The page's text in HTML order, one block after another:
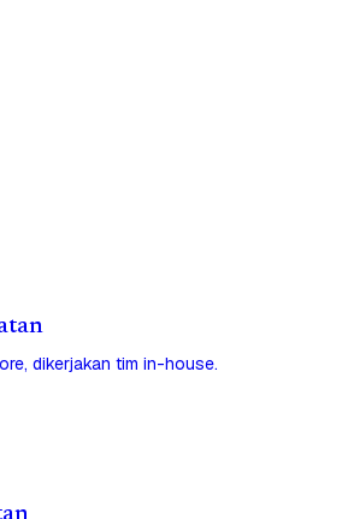
dikerjakan tim in-house.